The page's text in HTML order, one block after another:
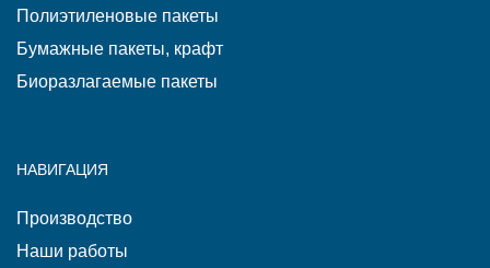
Полиэтиленовые пакеты
Бумажные пакеты, крафт
Биоразлагаемые пакеты
НАВИГАЦИЯ
Производство
Наши работы